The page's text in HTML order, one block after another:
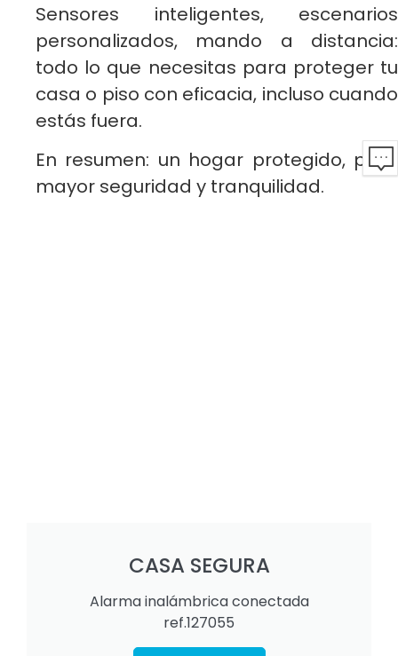
Sensores inteligentes, escenarios
personalizados, mando a distancia:
todo lo que necesitas para proteger tu
casa o piso con eficacia, incluso cuando
estás fuera.
En resumen: un hogar protegido, para
mayor seguridad y tranquilidad.
CASA SEGURA
Alarma inalámbrica conectada
ref.127055